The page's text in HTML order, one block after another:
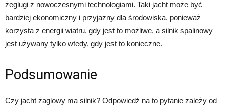
żeglugi z nowoczesnymi technologiami. Taki jacht może być
bardziej ekonomiczny i przyjazny dla środowiska, ponieważ
korzysta z energii wiatru, gdy jest to możliwe, a silnik spalinowy
jest używany tylko wtedy, gdy jest to konieczne.
Podsumowanie
Czy jacht żaglowy ma silnik? Odpowiedź na to pytanie zależy od